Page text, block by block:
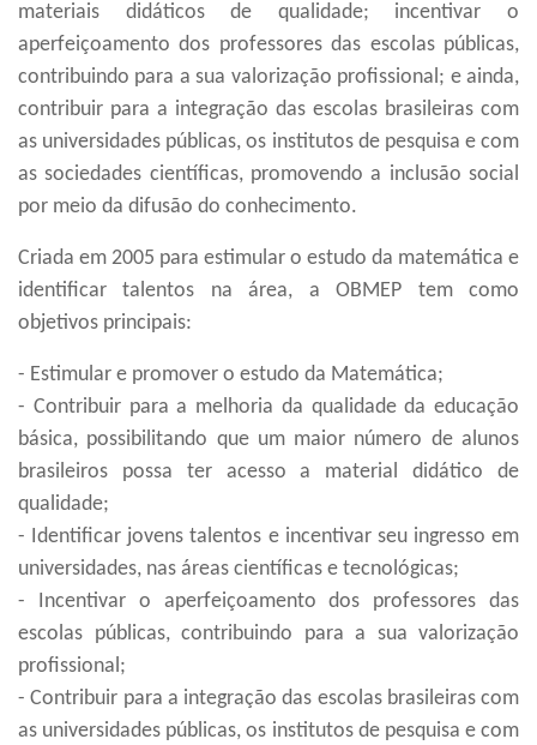
materiais didáticos de qualidade; incentivar o
aperfeiçoamento dos professores das escolas públicas,
contribuindo para a sua valorização profissional; e ainda,
contribuir para a integração das escolas brasileiras com
as universidades públicas, os institutos de pesquisa e com
as sociedades científicas, promovendo a inclusão social
por meio da difusão do conhecimento.
Criada em 2005 para estimular o estudo da matemática e
identificar talentos na área, a OBMEP tem como
objetivos principais:
- Estimular e promover o estudo da Matemática;
- Contribuir para a melhoria da qualidade da educação
básica, possibilitando que um maior número de alunos
brasileiros possa ter acesso a material didático de
qualidade;
- Identificar jovens talentos e incentivar seu ingresso em
universidades, nas áreas científicas e tecnológicas;
- Incentivar o aperfeiçoamento dos professores das
escolas públicas, contribuindo para a sua valorização
profissional;
- Contribuir para a integração das escolas brasileiras com
as universidades públicas, os institutos de pesquisa e com